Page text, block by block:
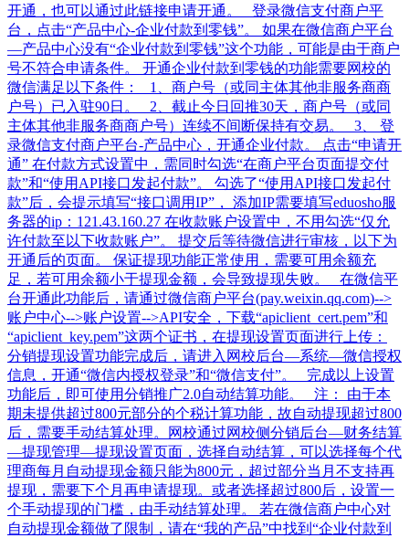
开通，也可以通过此链接申请开通。 登录微信支付商户平
台，点击“产品中心-企业付款到零钱”。 如果在微信商户平台
—产品中心没有“企业付款到零钱”这个功能，可能是由于商户
号不符合申请条件。 开通企业付款到零钱的功能需要网校的
微信满足以下条件： 1、商户号（或同主体其他非服务商商
户号）已入驻90日。 2、截止今日回推30天，商户号（或同
主体其他非服务商商户号）连续不间断保持有交易。 3、 登
录微信支付商户平台-产品中心，开通企业付款。 点击“申请开
通” 在付款方式设置中，需同时勾选“在商户平台页面提交付
款”和“使用API接口发起付款”。 勾选了“使用API接口发起付
款”后，会提示填写“接口调用IP”， 添加IP需要填写eduosho服
务器的ip：121.43.160.27 在收款账户设置中，不用勾选“仅允
许付款至以下收款账户”。 提交后等待微信进行审核，以下为
开通后的页面。 保证提现功能正常使用，需要可用余额充
足，若可用余额小于提现金额，会导致提现失败。 在微信平
台开通此功能后，请通过微信商户平台(pay.weixin.qq.com)-->
账户中心-->账户设置-->API安全，下载“apiclient_cert.pem”和
“apiclient_key.pem”这两个证书，在提现设置页面进行上传：
分销提现设置功能完成后，请进入网校后台—系统—微信授权
信息，开通“微信内授权登录”和“微信支付”。 完成以上设置
功能后，即可使用分销推广2.0自动结算功能。 注： 由于本
期未提供超过800元部分的个税计算功能，故自动提现超过800
后，需要手动结算处理。网校通过网校侧分销后台—财务结算
—提现管理—提现设置页面，选择自动结算，可以选择每个代
理商每月自动提现金额只能为800元，超过部分当月不支持再
提现，需要下个月再申请提现。或者选择超过800后，设置一
个手动提现的门槛，由手动结算处理。 若在微信商户中心对
自动提现金额做了限制，请在“我的产品”中找到“企业付款到